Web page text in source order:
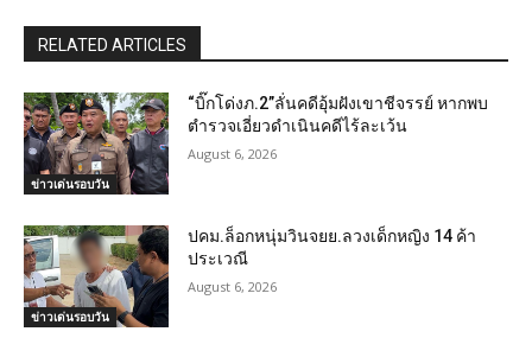
RELATED ARTICLES
ข่าวเด่นรอบวัน
“บิ๊กโด่งภ.2”ลั่นคดีอุ้มฝังเขาชีจรรย์ หากพบ
ตำรวจเอี่ยวดำเนินคดีไร้ละเว้น
August 6, 2026
ข่าวเด่นรอบวัน
ปคม.ล็อกหนุ่มวินจยย.ลวงเด็กหญิง 14 ค้า
ประเวณี
August 6, 2026